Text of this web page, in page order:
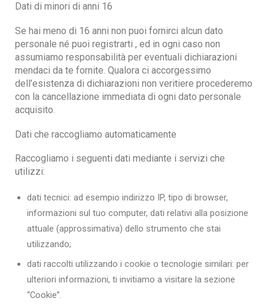
Dati di minori di anni 16
Se hai meno di 16 anni non puoi fornirci alcun dato
personale né puoi registrarti , ed in ogni caso non
assumiamo responsabilità per eventuali dichiarazioni
mendaci da te fornite. Qualora ci accorgessimo
dell’esistenza di dichiarazioni non veritiere procederemo
con la cancellazione immediata di ogni dato personale
acquisito.
Dati che raccogliamo automaticamente
Raccogliamo i seguenti dati mediante i servizi che
utilizzi:
dati tecnici: ad esempio indirizzo IP, tipo di browser,
informazioni sul tuo computer, dati relativi alla posizione
attuale (approssimativa) dello strumento che stai
utilizzando;
dati raccolti utilizzando i cookie o tecnologie similari: per
ulteriori informazioni, ti invitiamo a visitare la sezione
“Cookie”.